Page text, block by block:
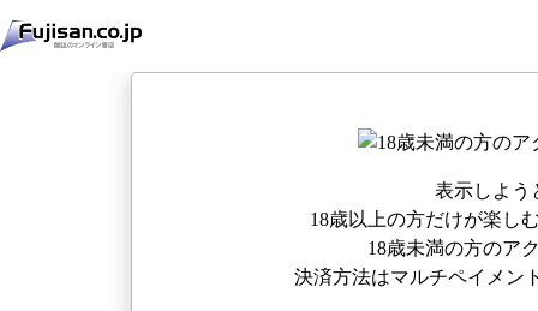
表示しよう
18歳以上の方だけが楽し
18歳未満の方のア
決済方法はマルチペイメン